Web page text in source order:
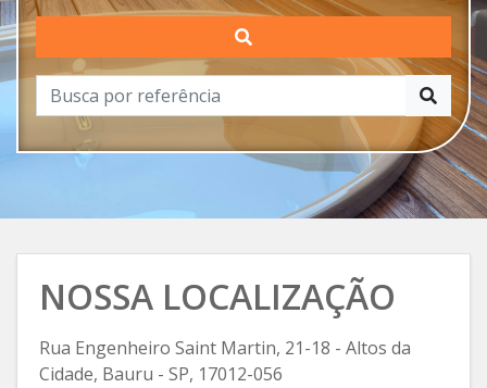
NOSSA LOCALIZAÇÃO
Rua Engenheiro Saint Martin, 21-18 - Altos da
Cidade, Bauru - SP, 17012-056